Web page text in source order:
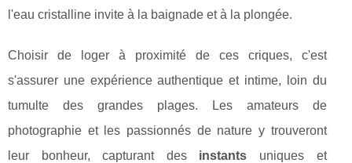
l'eau cristalline invite à la baignade et à la plongée.
Choisir de loger à proximité de ces criques, c'est
s'assurer une expérience authentique et intime, loin du
tumulte des grandes plages. Les amateurs de
photographie et les passionnés de nature y trouveront
leur bonheur, capturant des instants uniques et